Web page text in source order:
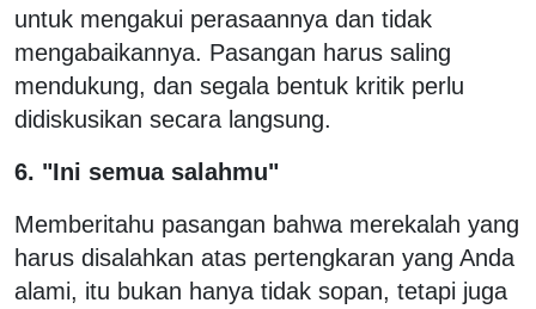
untuk mengakui perasaannya dan tidak
mengabaikannya. Pasangan harus saling
mendukung, dan segala bentuk kritik perlu
didiskusikan secara langsung.
6. "Ini semua salahmu"
Memberitahu pasangan bahwa merekalah yang
harus disalahkan atas pertengkaran yang Anda
alami, itu bukan hanya tidak sopan, tetapi juga